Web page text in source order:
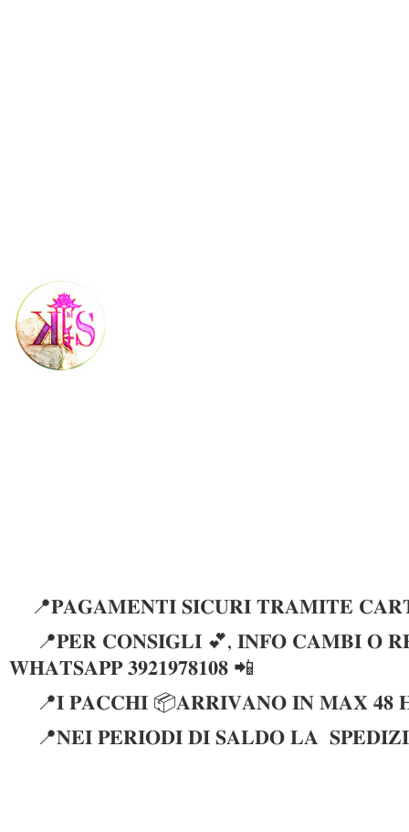
📍𝐏𝐀𝐆𝐀𝐌𝐄𝐍𝐓𝐈 𝐒𝐈𝐂𝐔𝐑𝐈 𝐓𝐑𝐀𝐌𝐈𝐓𝐄
📍𝐏𝐄𝐑 𝐂𝐎𝐍𝐒𝐈𝐆𝐋𝐈 💕, 𝐈𝐍𝐅𝐎 𝐂𝐀𝐌𝐁𝐈 𝐎
𝐖𝐇𝐀𝐓𝐒𝐀𝐏𝐏 𝟑𝟗𝟐𝟏𝟗𝟕𝟖𝟏𝟎𝟖 📲
📍𝐈 𝐏𝐀𝐂𝐂𝐇𝐈 📦𝐀𝐑𝐑𝐈𝐕𝐀𝐍𝐎 𝐈𝐍 𝐌𝐀𝐗 𝟒𝟖
📍𝐍𝐄𝐈 𝐏𝐄𝐑𝐈𝐎𝐃𝐈 𝐃𝐈 𝐒𝐀𝐋𝐃𝐎 𝐋𝐀